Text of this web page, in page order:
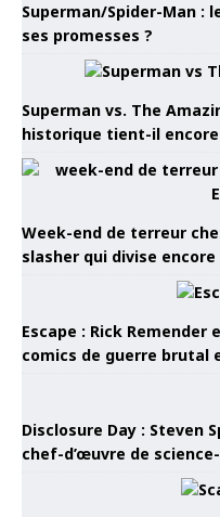
Superman/Spider-Man :
ses promesses ?
Superman vs. The
historique tient-il encore
Week-end de terreur
slasher qui divise encore
Escape : Rick
comics de guerre brutal
Disclosure Day : Steven
chef-d’œuvre de